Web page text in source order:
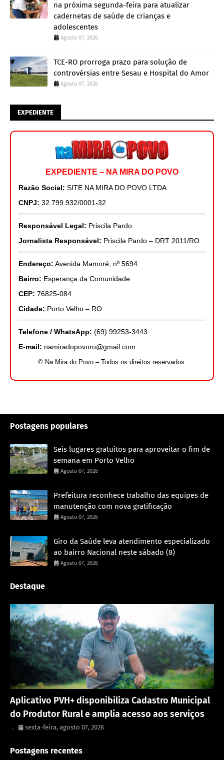
na próxima segunda-feira para atualizar
cadernetas de saúde de crianças e
adolescentes
Agosto 07, 2026
TCE-RO prorroga prazo para solução de
controvérsias entre Sesau e Hospital do Amor
Agosto 07, 2026
EXPEDIENTE
EXPEDIENTE – NA MIRA DO POVO
Razão Social: SITE NA MIRA DO POVO LTDA
CNPJ: 32.799.932/0001-32
Responsável Legal: Priscila Pardo
Jornalista Responsável: Priscila Pardo – DRT 2011/RO
Endereço: Avenida Mamoré, nº 5694
Bairro: Esperança da Comunidade
CEP: 76825-084
Cidade: Porto Velho – RO
Telefone / WhatsApp: (69) 99253-3443
E-mail: namiradopovoro@gmail.com
© Na Mira do Povo – Todos os direitos reservados.
Postagens populares
Seis lugares gratuitos para aproveitar o fim de
semana em Porto Velho
Agosto 07, 2026
Prefeitura reconhece trabalho das equipes de
manutenção com nova gratificação
Agosto 07, 2026
Giro da Saúde leva atendimento especializado
ao bairro Nacional neste sábado (8)
Agosto 07, 2026
Destaque
Aplicativo PVH+ disponibiliza Cadastro Municipal
do Produtor Rural e amplia acesso aos serviços
. sexta-feira, agosto 07, 2026
Postagens recentes